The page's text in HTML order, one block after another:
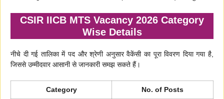
CSIR IICB MTS Vacancy 2026 Category
Wise Details
नीचे दी गई तालिका में पद और श्रेणी अनुसार वैकेंसी का पूरा विवरण दिया गया है,
जिससे उम्मीदवार आसानी से जानकारी समझ सकते हैं।
Category No. of Posts